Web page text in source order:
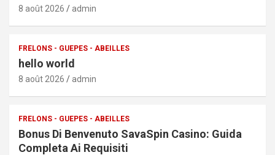
8 août 2026 admin
FRELONS - GUEPES - ABEILLES
hello world
8 août 2026 admin
FRELONS - GUEPES - ABEILLES
Bonus Di Benvenuto SavaSpin Casino: Guida
Completa Ai Requisiti